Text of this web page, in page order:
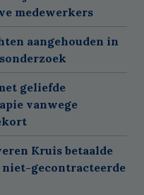
medewerkers
aangehouden in
geliefde
vanwege
Kruis betaalde
niet-gecontracteerde